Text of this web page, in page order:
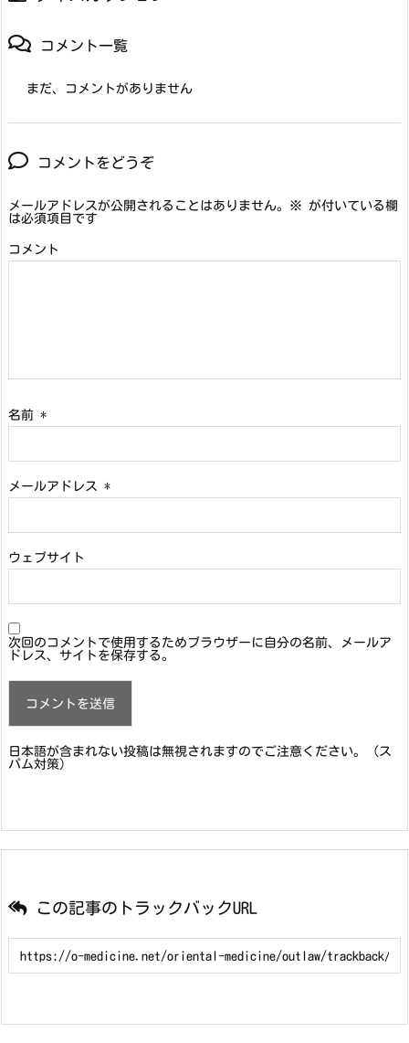
コメント一覧
まだ、コメントがありません
コメントをどうぞ
メールアドレスが公開されることはありません。 ※ が付いている欄
は必須項目です
コメント
名前 *
メールアドレス *
ウェブサイト
次回のコメントで使用するためブラウザーに自分の名前、メールア
ドレス、サイトを保存する。
日本語が含まれない投稿は無視されますのでご注意ください。（ス
パム対策）
この記事のトラックバックURL